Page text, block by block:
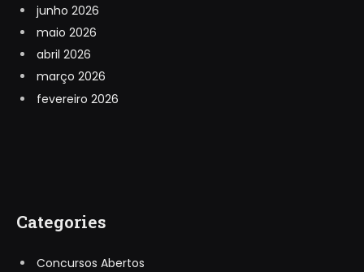
junho 2026
maio 2026
abril 2026
março 2026
fevereiro 2026
Categories
Concursos Abertos